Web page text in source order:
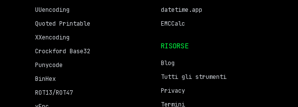
UUencoding
Quoted Printable
XXencoding
Crockford Base32
Punycode
BinHex
ROT13/ROT47
datetime.app
EMCCalc
RISORSE
Blog
Tutti gli strumenti
Privacy
Termini